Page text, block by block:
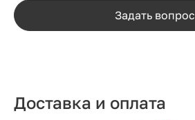
Задать вопрос
Доставка и оплата